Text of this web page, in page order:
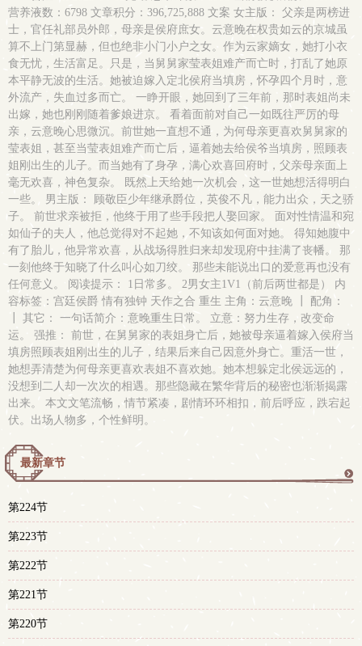
营养液数：6798 文章积分：396,725,888 文案 女主版： 父亲是两榜进
士，官任礼部员外郎，母亲是侯府庶女。云意晚在权贵如云的京城虽
算不上门第显赫，但也绝非小门小户之女。作为云家嫡女，她打小衣
食无忧，生活富足。只是，当舅舅家莹表姐难产而亡时，打乱了她原
本平静无波的生活。她被迫嫁入定北侯府当填房，怀孕四个月时，意
外流产，失血过多而亡。 一睁开眼，她回到了三年前，那时表姐尚未
出嫁，她也刚刚随着爹娘进京。 看着面前对自己一如既往严厉的母
亲，云意晚心思微沉。前世她一直想不通，为何母亲更喜欢舅舅家的
莹表姐，甚至当莹表姐难产而亡后，逼着她去给侯爷当填房，照顾表
姐刚出生的儿子。而当她有了身孕，满心欢喜回府时，父亲母亲面上
毫无欢喜，神色复杂。 既然上天给她一次机会，这一世她想活得明白
一些。 男主版： 顾敬臣少年继承爵位，英俊不凡，能力出众，天之骄
子。 前世求亲被拒，他终于用了些手段把人娶回家。 面对性情温和宛
如仙子的夫人，他总觉得对不起她，不知该如何面对她。 得知她腹中
有了胎儿，他异常欢喜，从战场得胜归来却发现府中挂满了丧幡。 那
一刻他终于知晓了什么叫心如刀绞。 那些未能说出口的爱意再也没有
任何意义。 阅读提示： 1日常多。 2男女主1V1（前后两世都是） 内
容标签：宫廷侯爵 情有独钟 天作之合 重生 主角：云意晚 ┃ 配角：
┃ 其它： 一句话简介：意晚重生日常。 立意：努力生存，改变命
运。 强推： 前世，在舅舅家的表姐身亡后，她被母亲逼着嫁入侯府当
填房照顾表姐刚出生的儿子，结果后来自己因意外身亡。重活一世，
她想弄清楚为何母亲更喜欢表姐不喜欢她。她本想躲定北侯远远的，
没想到二人却一次次的相遇。那些隐藏在繁华背后的秘密也渐渐揭露
出来。 本文文笔流畅，情节紧凑，剧情环环相扣，前后呼应，跌宕起
伏。出场人物多，个性鲜明。
最新章节
第224节
第223节
第222节
第221节
第220节